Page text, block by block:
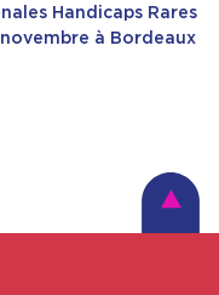
Handicaps Rares
à Bordeaux